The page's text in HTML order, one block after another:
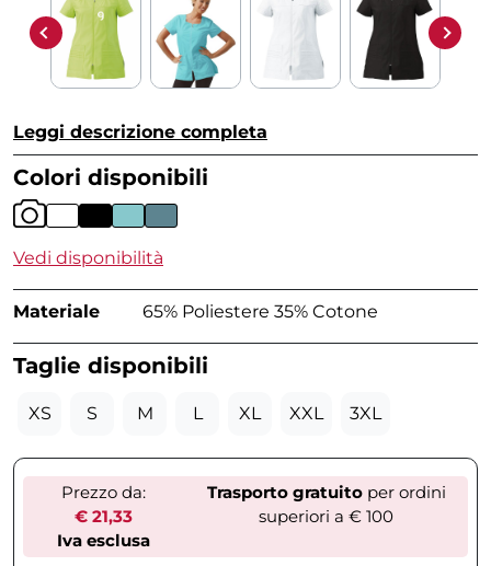
Leggi descrizione completa
Colori disponibili
Vedi disponibilità
Materiale 65% Poliestere 35% Cotone
Taglie disponibili
XS S M L XL XXL 3XL
Prezzo da:
€ 21,33
Iva esclusa
Trasporto gratuitoper ordini
superiori a € 100